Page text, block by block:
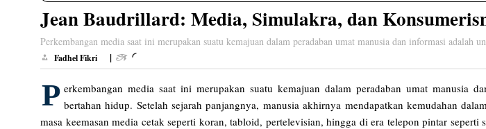
Jean Baudrillard: Media, Simulakra, dan
Perkembangan media saat ini merupakan suatu kemajuan dalam peradaban umat manusia dan informasi adalah
Fadhel Fikri |
P erkembangan media saat ini merupakan suatu kemajuan dalam peradaban umat manusia
bertahan hidup. Setelah sejarah panjangnya, manusia akhirnya mendapatkan kemudahan
masa keemasan media cetak seperti koran, tabloid, pertelevisian, hingga di era telepon pintar